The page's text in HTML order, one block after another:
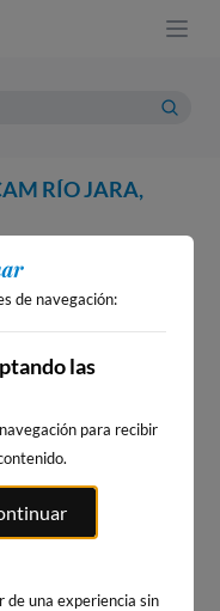
RÍO JARA,
TARIFA
de navegación:
las
para recibir
una experiencia sin